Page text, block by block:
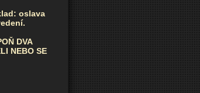
oslava
DVA
NEBO SE